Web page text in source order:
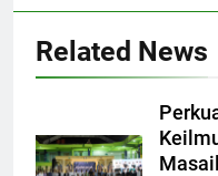
Related News